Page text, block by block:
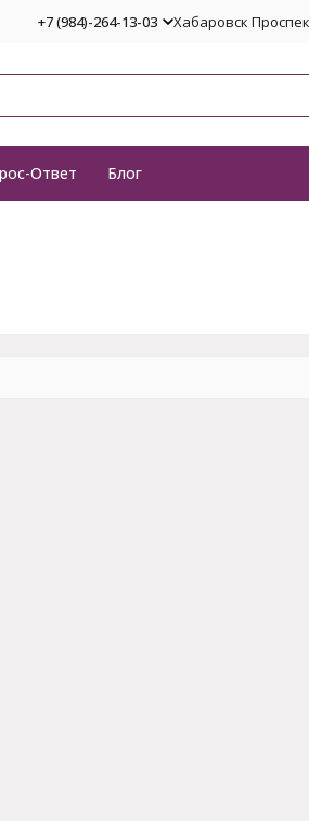
+7 (984)-264-13-03 Хабаровск
Ответ Блог